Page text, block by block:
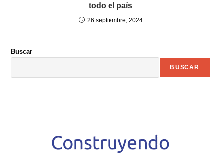
todo el país
26 septiembre, 2024
Buscar
BUSCAR